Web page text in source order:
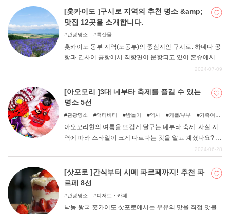
삿포로에서 당일치기 드라이브를 즐겨온 필자가 추천하는
"삿포로에서 출발하는 당일치기 드라이브 스팟 "을 소개합
니다.
[홋카이도 ]구시로 지역의 추천 명소 &amp;
맛집 12곳을 소개합니다.
관광명소 특산물
홋카이도 동부 지역(도동부)의 중심지인 구시로. 하네다 공
항과 간사이 공항에서 직항편이 운항되고 있어 혼슈에서
오는 관광객도 많은 도시이다. 그런 구시로 지역의 매력은
리. 이번에는 구시로시에 거주한 적이 있는 필자가 추천하
는 명소와 맛집을 소개한다!
2024-07-09
[아오모리 ]3대 네부타 축제를 즐길 수 있는
명소 5선
관광명소 액티비티 밤놀이 역사 커플/부부
가족여
아오모리현의 여름을 뜨겁게 달구는 네부타 축제. 사실 지
역에 따라 스타일이 크게 다르다는 것을 알고 계셨나요? 그
래서 이번에는 3대 네부타 축제로 불리는 "아오모리 네부타
"의 특징과 함께 각각의 네부타를 즐길 수 있는 명소를 소개
합니다.
2024-06-28
[삿포로 ]간식부터 시메 파르페까지! 추천 파
르페 8선
관광명소 디저트・카페
낙농 왕국 홋카이도 삿포로에서는 우유의 맛을 직접 맛볼